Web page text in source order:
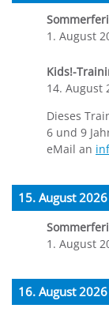
1. August
Kids!-
14. August
Dieses
6 und 9
eMail an
15. August 2026
1. August
16. August 2026